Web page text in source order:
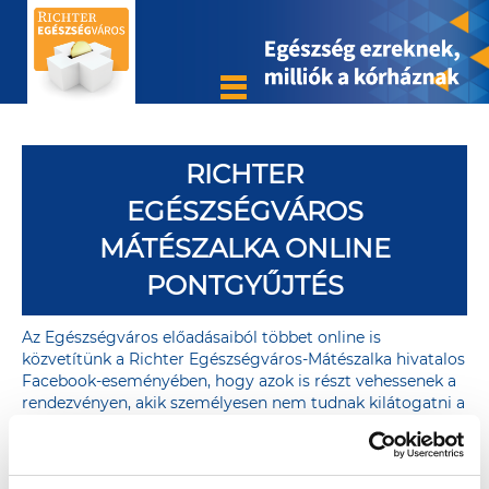
RICHTER
EGÉSZSÉGVÁROS
MÁTÉSZALKA ONLINE
PONTGYŰJTÉS
Az Egészségváros előadásaiból többet online is
közvetítünk a Richter Egészségváros-Mátészalka hivatalos
Facebook-eseményében, hogy azok is részt vehessenek a
rendezvényen, akik személyesen nem tudnak kilátogatni a
Az online aktivitás ugyanúgy értékes forintokat ér a
Mátészalkai Kórháznak, mint a személyes részvétel. A